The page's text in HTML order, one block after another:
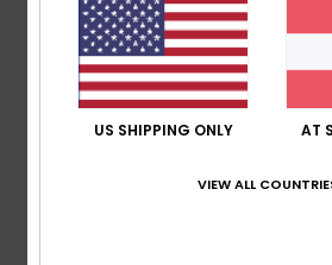
/5
basierend auf1 verifizierten
Jänner 2026
US SHIPPING ONLY AT
VIEW ALL